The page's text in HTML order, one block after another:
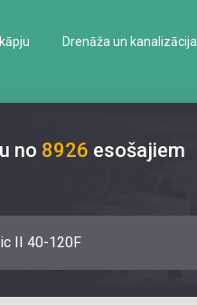
Drenāža un kanalizācija
no 8926 esošajiem
II 40-120F